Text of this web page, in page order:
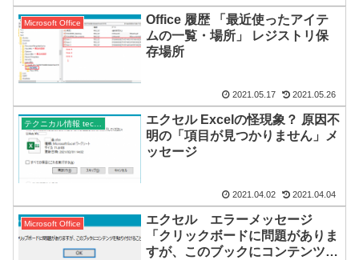
Microsoft Office
Office 履歴 「最近使ったアイテ
ムの一覧・場所」 レジストリ保
存場所
2021.05.17 2021.05.26
テクニカル情報 technical
エクセル Excelの怪現象？ 原因不
明の「項目が見つかりません」メ
ッセージ
2021.04.02 2021.04.04
Microsoft Office
エクセル エラーメッセージ
「クリックボードに問題がありま
すが、このブックにコンテンツを